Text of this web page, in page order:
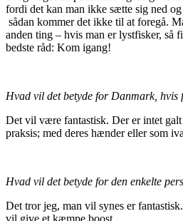
fordi det kan man ikke sætte sig ned
sådan kommer det ikke til at foregå.
anden ting – hvis man er lystfisker, så
bedste råd: Kom igang!
Hvad vil det betyde for Danmark,
Det vil være fantastisk. Der er intet
praksis; med deres hænder eller som
Hvad vil det betyde for den enkelte
Det tror jeg, man vil synes er
vil give et kæmpe boost.